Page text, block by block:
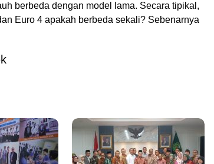
berbeda dengan model lama. Secara tipikal,
Euro 4 apakah berbeda sekali? Sebenarnya